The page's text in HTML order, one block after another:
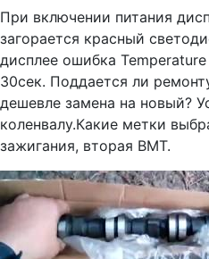
При включении питания
загорается красный
дисплее ошибка
30сек. Поддается ли
дешевле замена на новый?
коленвалу.Какие метки
зажигания, вторая ВМТ.